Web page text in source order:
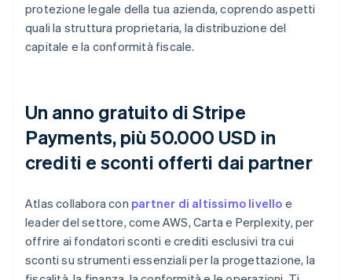
protezione legale della tua azienda, coprendo aspetti
quali la struttura proprietaria, la distribuzione del
capitale e la conformità fiscale.
Un anno gratuito di Stripe
Payments, più 50.000 USD in
crediti e sconti offerti dai partner
Atlas collabora con partner di altissimo livello e
leader del settore, come AWS, Carta e Perplexity, per
offrire ai fondatori sconti e crediti esclusivi tra cui
sconti su strumenti essenziali per la progettazione, la